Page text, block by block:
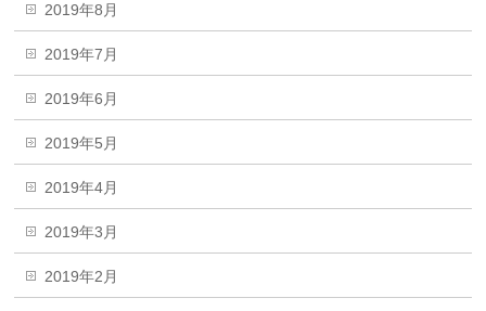
2019年8月
2019年7月
2019年6月
2019年5月
2019年4月
2019年3月
2019年2月